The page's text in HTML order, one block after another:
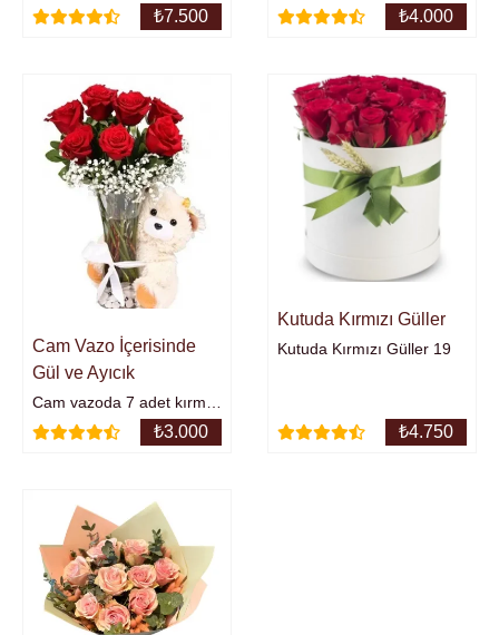
Buketi.
₺7.500 ₺4.000
Cam Vazo İçerisinde
Gül ve Ayıcık
Cam vazoda 7 adet kırmzı
gül ve ayıcıkÜrünün
Yaklaşık Yüksekliği : 35
görülebilir.Ekstra ayıcık
eklemeniz gerekmez.
₺3.000
Kutuda Kırmızı Güller
Kutuda Kırmızı Güller 19
₺4.750